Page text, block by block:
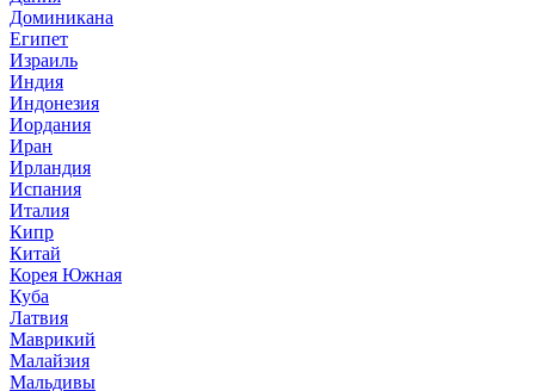
Доминикана
Египет
Израиль
Индия
Индонезия
Иордания
Иран
Ирландия
Испания
Италия
Кипр
Китай
Корея Южная
Куба
Латвия
Маврикий
Малайзия
Мальдивы